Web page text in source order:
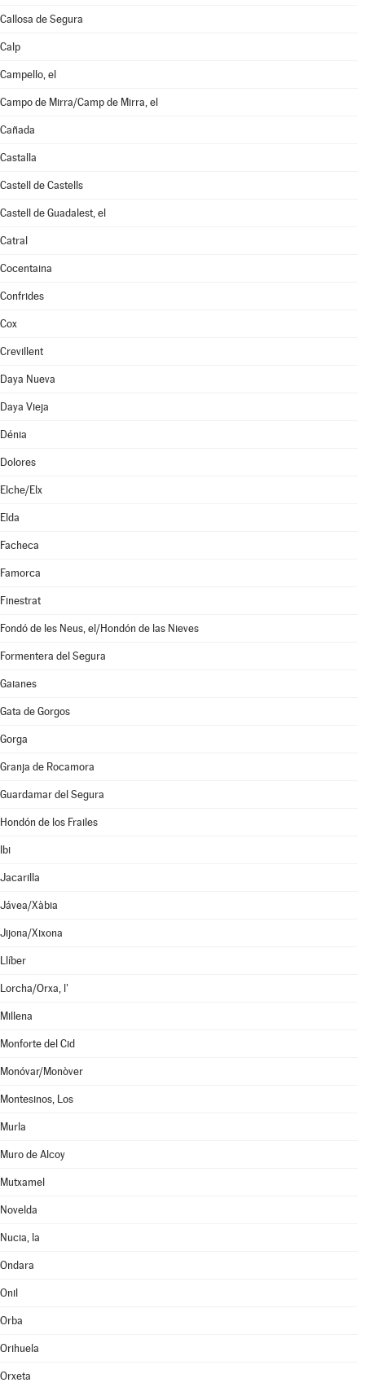
Callosa de Segura
Calp
Campello, el
Campo de Mirra/Camp de Mirra, el
Cañada
Castalla
Castell de Castells
Castell de Guadalest, el
Catral
Cocentaina
Confrides
Cox
Crevillent
Daya Nueva
Daya Vieja
Dénia
Dolores
Elche/Elx
Elda
Facheca
Famorca
Finestrat
Fondó de les Neus, el/Hondón de las Nieves
Formentera del Segura
Gaianes
Gata de Gorgos
Gorga
Granja de Rocamora
Guardamar del Segura
Hondón de los Frailes
Ibi
Jacarilla
Jávea/Xàbia
Jijona/Xixona
Llíber
Lorcha/Orxa, l'
Millena
Monforte del Cid
Monóvar/Monòver
Montesinos, Los
Murla
Muro de Alcoy
Mutxamel
Novelda
Nucia, la
Ondara
Onil
Orba
Orihuela
Orxeta